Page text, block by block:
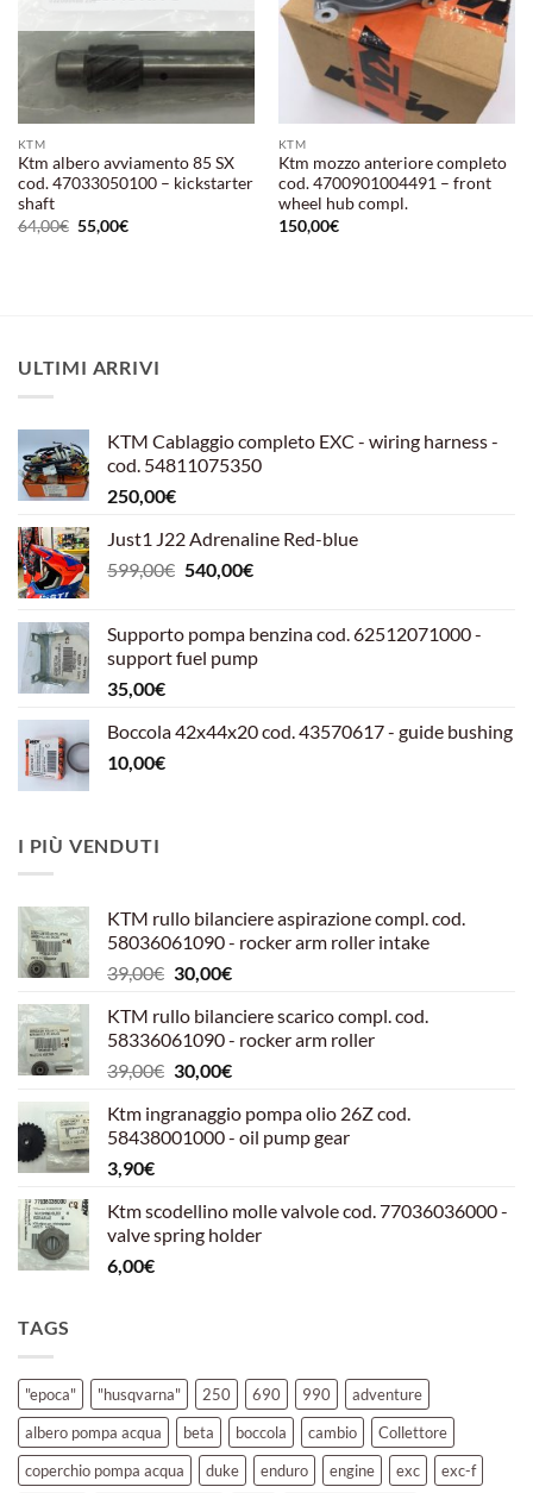
KTM
Ktm albero avviamento 85 SX
cod. 47033050100 – kickstarter
shaft
64,00€ Il
prezzo
55,00€Il
KTM
Ktm mozzo anteriore completo
cod. 4700901004491 – front
wheel hub compl.
150,00€
ULTIMI ARRIVI
KTM Cablaggio completo EXC - wiring harness -
cod. 54811075350
250,00€
Just1 J22 Adrenaline Red-blue
599,00€ Il
era:
599,00€.
540,00€Il
è:
540,00€.
Supporto pompa benzina cod. 62512071000 -
support fuel pump
35,00€
Boccola 42x44x20 cod. 43570617 - guide bushing
10,00€
I PIÙ VENDUTI
KTM rullo bilanciere aspirazione compl. cod.
58036061090 - rocker arm roller intake
39,00€ Il
originale
era:
39,00€.
30,00€Il
attuale
è:
30,00€.
KTM rullo bilanciere scarico compl. cod.
58336061090 - rocker arm roller
39,00€ Il
originale
era:
30,00€Il
attuale
è:
Ktm ingranaggio pompa olio 26Z cod.
58438001000 - oil pump gear
3,90€
Ktm scodellino molle valvole cod. 77036036000 -
valve spring holder
6,00€
TAGS
"epoca" "husqvarna" 250 690 990
adventure
albero pompa acqua
beta boccola cambio
Collettore
coperchio pompa acqua
duke enduro engine exc
exc-f